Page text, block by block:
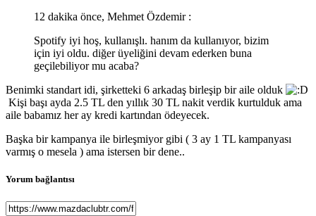
12 dakika önce, Mehmet Özdemir :
Spotify iyi hoş, kullanışlı. hanım da kullanıyor, bizim
için iyi oldu. diğer üyeliğini devam ederken buna
geçilebiliyor mu acaba?
Benimki standart idi, şirketteki 6 arkadaş birleşip bir aile olduk
Kişi başı ayda 2.5 TL den yıllık 30 TL nakit verdik kurtulduk ama
aile babamız her ay kredi kartından ödeyecek.
Başka bir kampanya ile birleşmiyor gibi ( 3 ay 1 TL kampanyası
varmış o mesela ) ama istersen bir dene..
Yorum bağlantısı